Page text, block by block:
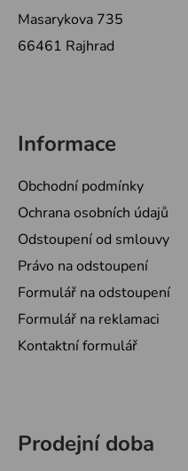
Masarykova 735
66461 Rajhrad
Informace
Obchodní podmínky
Ochrana osobních údajů
Odstoupení od smlouvy
Právo na odstoupení
Formulář na odstoupení
Formulář na reklamaci
Kontaktní formulář
Prodejní doba